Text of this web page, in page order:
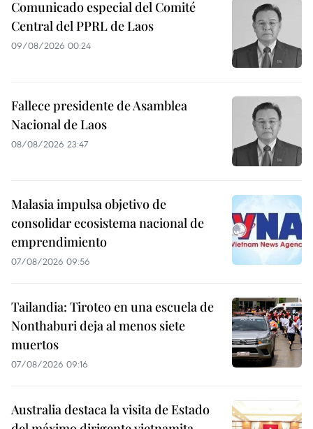
Comunicado especial del Comité
Central del PPRL de Laos
09/08/2026 00:24
Fallece presidente de Asamblea
Nacional de Laos
08/08/2026 23:47
Malasia impulsa objetivo de
consolidar ecosistema nacional de
emprendimiento
07/08/2026 09:56
Tailandia: Tiroteo en una escuela de
Nonthaburi deja al menos siete
muertos
07/08/2026 09:16
Australia destaca la visita de Estado